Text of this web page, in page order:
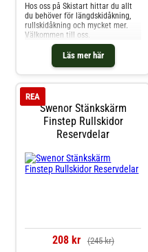
Läs mer här
Hos oss på Skistart hittar du allt
du behöver för längdskidåkning,
rullskidåkning och mycket mer.
Välkommen till oss.
Swenor Stänkskärm
Finstep Rullskidor
Reservdelar
REA
208 kr (245 kr)